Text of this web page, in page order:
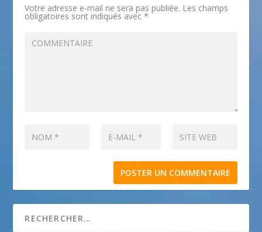
Votre adresse e-mail ne sera pas publiée. Les champs
obligatoires sont indiqués avec*